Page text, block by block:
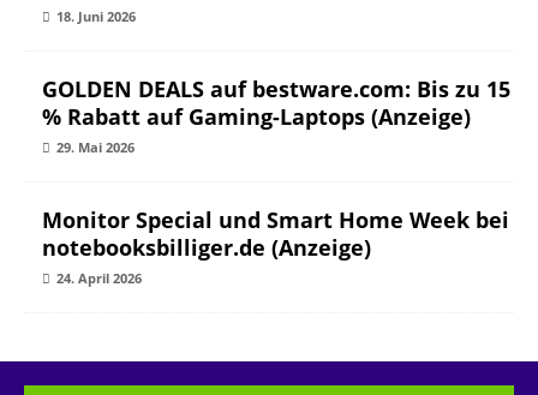
18. Juni 2026
GOLDEN DEALS auf bestware.com: Bis zu 15
% Rabatt auf Gaming-Laptops (Anzeige)
29. Mai 2026
Monitor Special und Smart Home Week bei
notebooksbilliger.de (Anzeige)
24. April 2026